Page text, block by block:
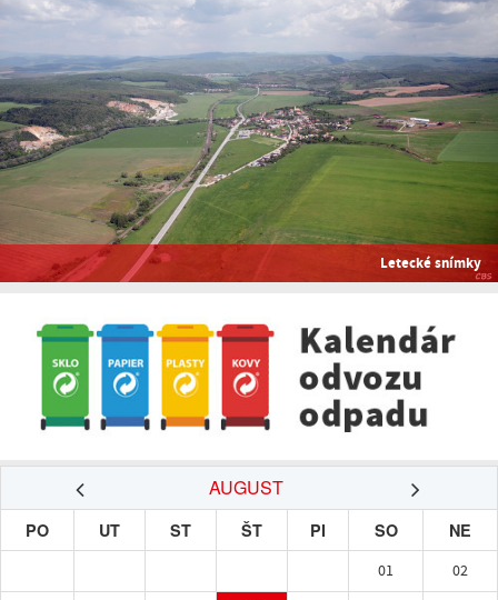
Letecké snímky
AUGUST
PO UT ST ŠT PI SO NE
01
02